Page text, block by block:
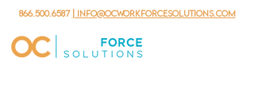
866.500.6587 | info@ocworkforcesolutions.com